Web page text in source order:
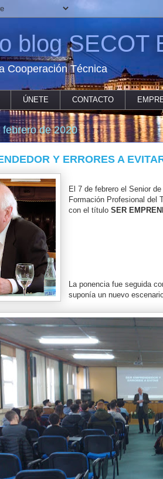
blog SECOT
Cooperación Técnica
ÚNETE CONTACTO
de 2020
Y ERRORES A
El 7 de febrero el Senior
Formación Profesional del
con el título SER
La ponencia fue seguida
suponía un nuevo